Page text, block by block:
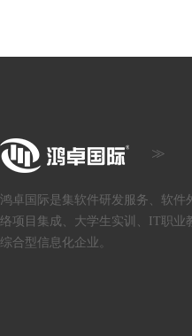
鸿卓国际是集软件研发服务、软件
络项目集成、大学生实训、IT职业
综合型信息化企业。